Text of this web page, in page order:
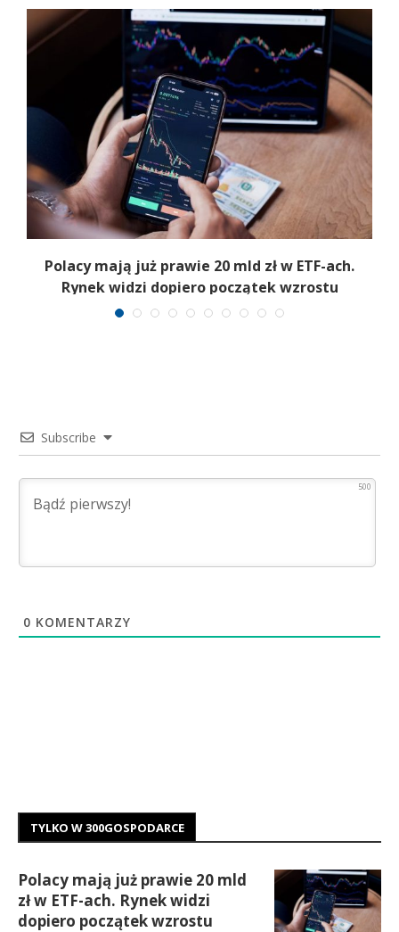
Polacy mają już prawie 20 mld zł w ETF-ach.
Rynek widzi dopiero początek wzrostu
Subscribe
500
0 KOMENTARZY
TYLKO W 300GOSPODARCE
Polacy mają już prawie 20 mld
zł w ETF-ach. Rynek widzi
dopiero początek wzrostu